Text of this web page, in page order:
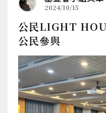
2024/10/15
公民LIGHT
公民參與